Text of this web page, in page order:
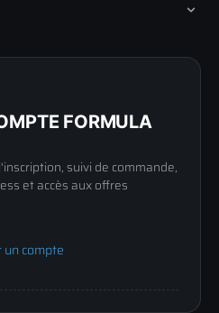
FORMULA
suivi de commande,
et accès aux offres
un compte